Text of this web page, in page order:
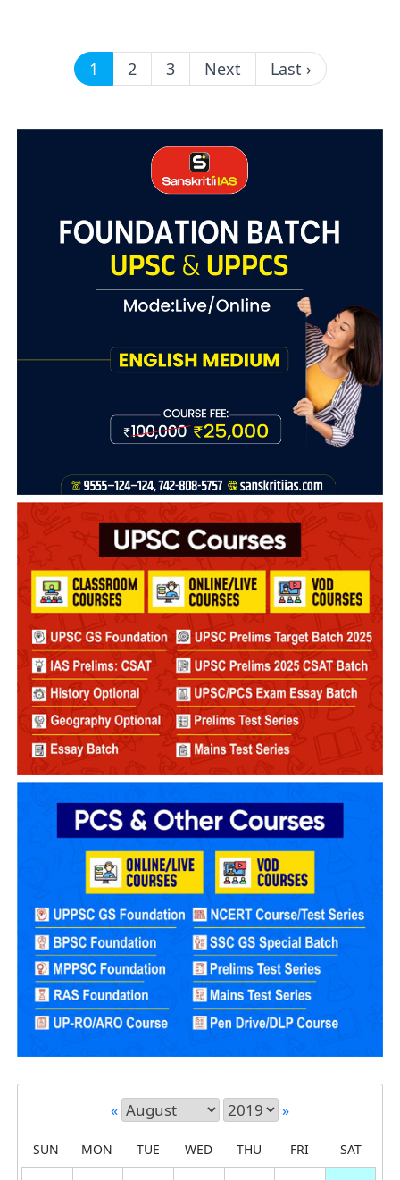
1 2 3 Next Last ›
« »
SUN MON TUE WED THU FRI SAT